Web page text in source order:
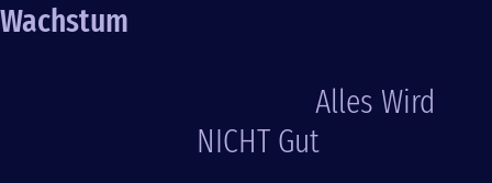
Wachstum
Alles Wird
NICHT Gut